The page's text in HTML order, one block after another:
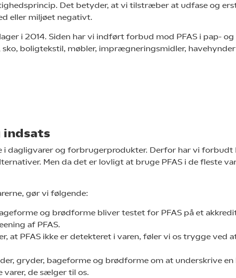
Det betyder, at vi tilstræber at udfase og
eller miljøet negativt.
i 2014. Siden har vi indført forbud mod PFAS i pap-
boligtekstil, møbler, imprægneringsmidler, havehynder
i dagligvarer og forbrugerprodukter. Derfor har vi forbudt
Men da det er lovligt at bruge PFAS i de fleste
gør vi følgende:
og brødforme bliver testet for PFAS på et
af PFAS.
at PFAS ikke er detekteret i varen, føler vi os trygge ved
gryder, bageforme og brødforme om at underskrive
varer, de sælger til os.